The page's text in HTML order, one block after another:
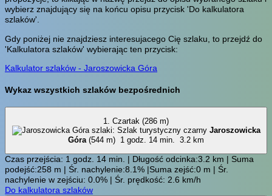
wybierz znajdujący się na końcu opisu przycisk 'Do kalkulatora
szlaków'.
Gdy poniżej nie znajdziesz interesujacego Cię szlaku, to przejdź do
'Kalkulatora szlaków' wybierając ten przycisk:
Kalkulator szlaków - Jaroszowicka Góra
Wykaz wszystkich szlaków bezpośrednich
Jaroszowicka
Góra(544 m) 1 godz. 14 min. 3.2 km
Czas przejścia: 1 godz. 14 min. | Długość odcinka:3.2 km | Suma
podejść:258 m | Śr. nachylenie:8.1% |Suma zejść:0 m | Śr.
nachylenie w zejściu: 0.0% | Śr. prędkość: 2.6 km/h
Do kalkulatora szlaków